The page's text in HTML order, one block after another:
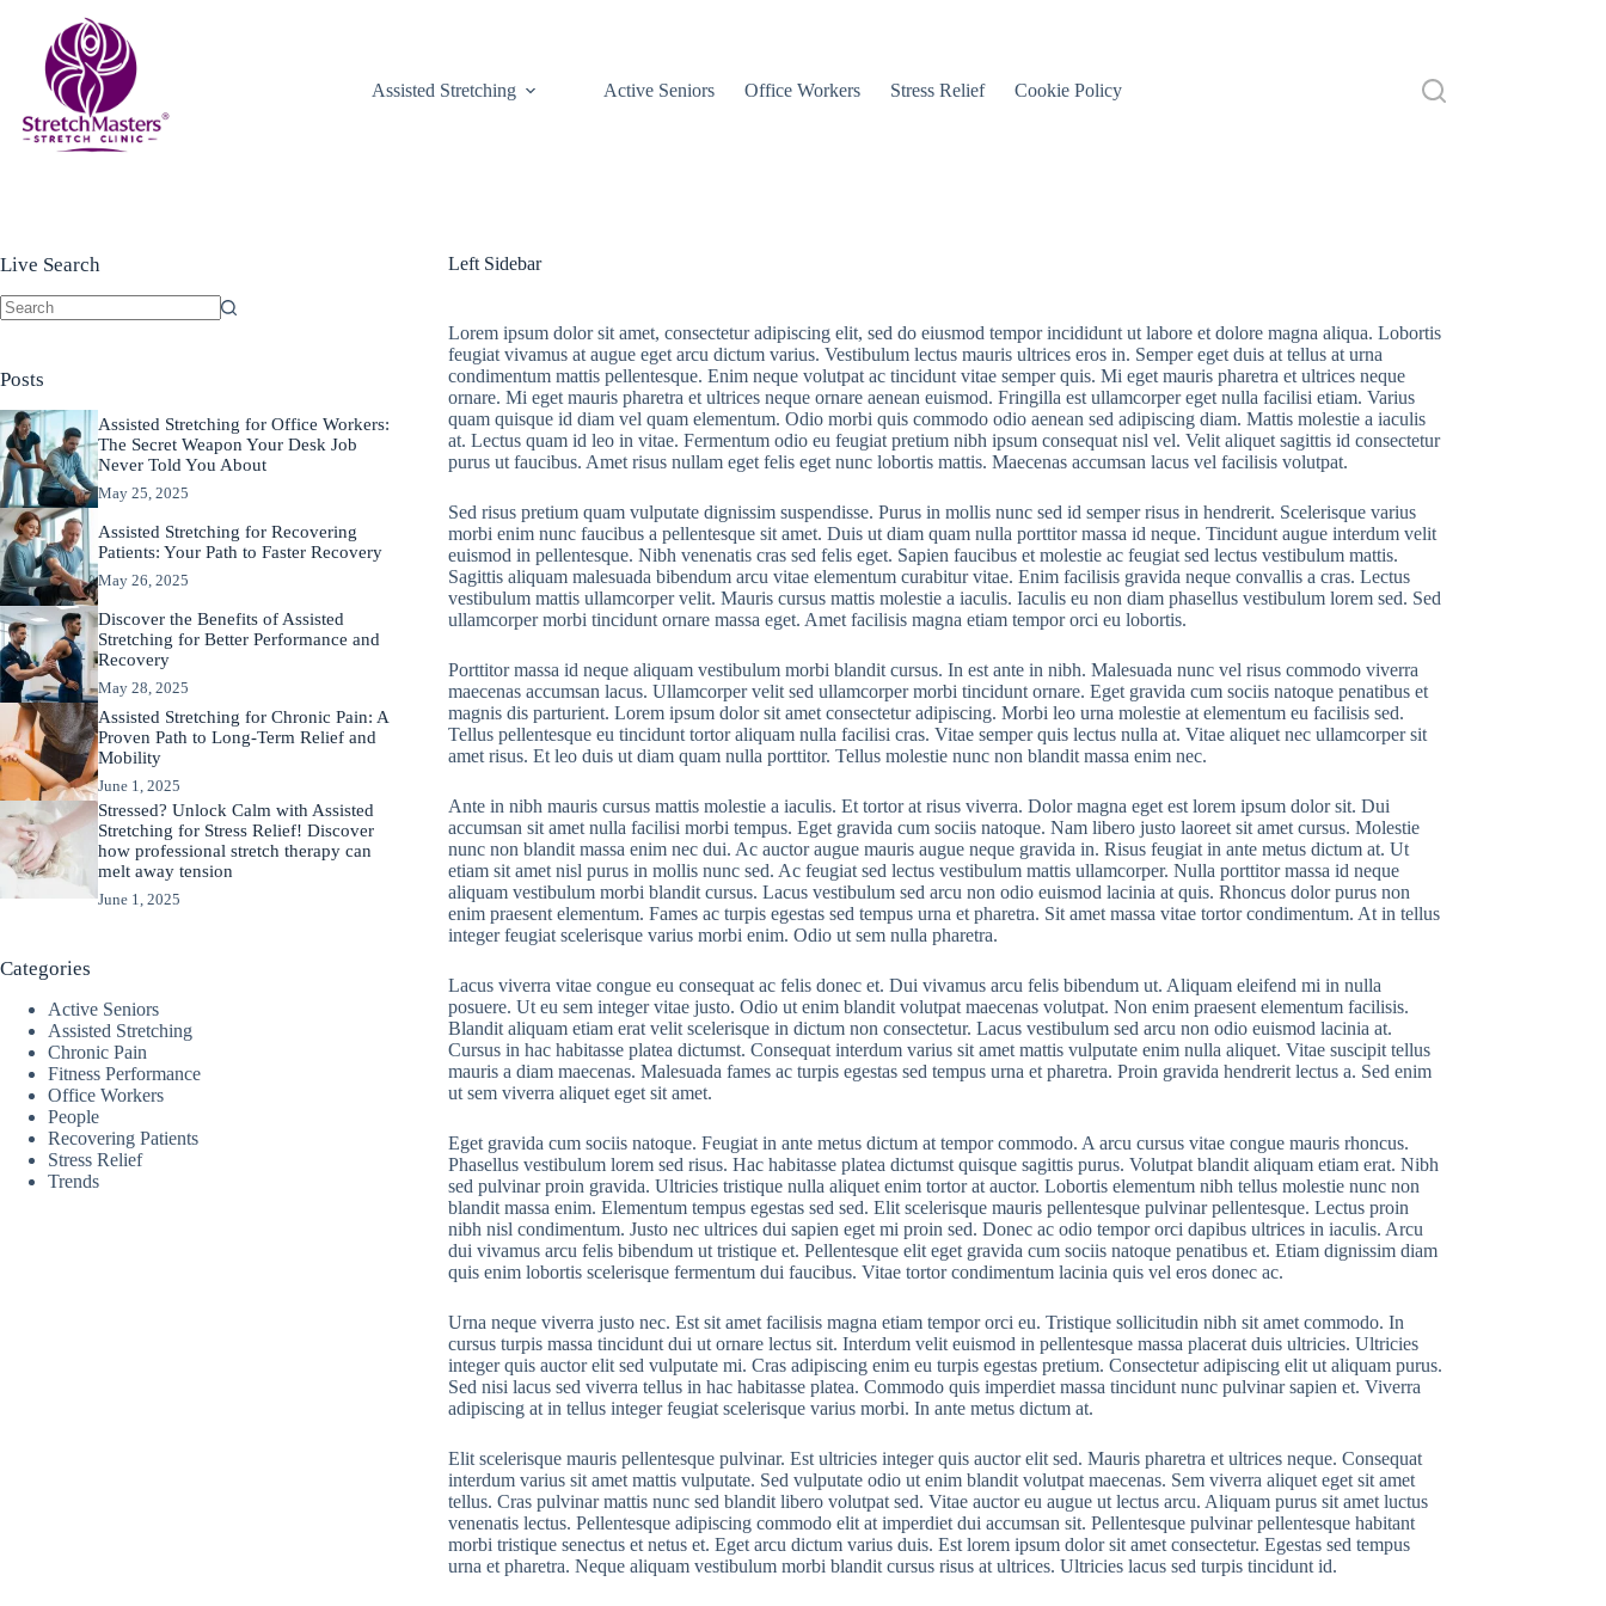
content
Assisted Stretching
Active Seniors Office Workers Stress Relief Cookie Policy
Left Sidebar
Lorem ipsum dolor sit amet, consectetur adipiscing elit, sed do eiusmod tempor incididunt ut labore et dolore magna aliqua. Lobortis
feugiat vivamus at augue eget arcu dictum varius. Vestibulum lectus mauris ultrices eros in. Semper eget duis at tellus at urna
condimentum mattis pellentesque. Enim neque volutpat ac tincidunt vitae semper quis. Mi eget mauris pharetra et ultrices neque
ornare. Mi eget mauris pharetra et ultrices neque ornare aenean euismod. Fringilla est ullamcorper eget nulla facilisi etiam. Varius
quam quisque id diam vel quam elementum. Odio morbi quis commodo odio aenean sed adipiscing diam. Mattis molestie a iaculis
at. Lectus quam id leo in vitae. Fermentum odio eu feugiat pretium nibh ipsum consequat nisl vel. Velit aliquet sagittis id consectetur
purus ut faucibus. Amet risus nullam eget felis eget nunc lobortis mattis. Maecenas accumsan lacus vel facilisis volutpat.
Sed risus pretium quam vulputate dignissim suspendisse. Purus in mollis nunc sed id semper risus in hendrerit. Scelerisque varius
morbi enim nunc faucibus a pellentesque sit amet. Duis ut diam quam nulla porttitor massa id neque. Tincidunt augue interdum velit
euismod in pellentesque. Nibh venenatis cras sed felis eget. Sapien faucibus et molestie ac feugiat sed lectus vestibulum mattis.
Sagittis aliquam malesuada bibendum arcu vitae elementum curabitur vitae. Enim facilisis gravida neque convallis a cras. Lectus
vestibulum mattis ullamcorper velit. Mauris cursus mattis molestie a iaculis. Iaculis eu non diam phasellus vestibulum lorem sed. Sed
ullamcorper morbi tincidunt ornare massa eget. Amet facilisis magna etiam tempor orci eu lobortis.
Porttitor massa id neque aliquam vestibulum morbi blandit cursus. In est ante in nibh. Malesuada nunc vel risus commodo viverra
maecenas accumsan lacus. Ullamcorper velit sed ullamcorper morbi tincidunt ornare. Eget gravida cum sociis natoque penatibus et
magnis dis parturient. Lorem ipsum dolor sit amet consectetur adipiscing. Morbi leo urna molestie at elementum eu facilisis sed.
Tellus pellentesque eu tincidunt tortor aliquam nulla facilisi cras. Vitae semper quis lectus nulla at. Vitae aliquet nec ullamcorper sit
amet risus. Et leo duis ut diam quam nulla porttitor. Tellus molestie nunc non blandit massa enim nec.
Ante in nibh mauris cursus mattis molestie a iaculis. Et tortor at risus viverra. Dolor magna eget est lorem ipsum dolor sit. Dui
accumsan sit amet nulla facilisi morbi tempus. Eget gravida cum sociis natoque. Nam libero justo laoreet sit amet cursus. Molestie
nunc non blandit massa enim nec dui. Ac auctor augue mauris augue neque gravida in. Risus feugiat in ante metus dictum at. Ut
etiam sit amet nisl purus in mollis nunc sed. Ac feugiat sed lectus vestibulum mattis ullamcorper. Nulla porttitor massa id neque
aliquam vestibulum morbi blandit cursus. Lacus vestibulum sed arcu non odio euismod lacinia at quis. Rhoncus dolor purus non
enim praesent elementum. Fames ac turpis egestas sed tempus urna et pharetra. Sit amet massa vitae tortor condimentum. At in tellus
integer feugiat scelerisque varius morbi enim. Odio ut sem nulla pharetra.
Lacus viverra vitae congue eu consequat ac felis donec et. Dui vivamus arcu felis bibendum ut. Aliquam eleifend mi in nulla
posuere. Ut eu sem integer vitae justo. Odio ut enim blandit volutpat maecenas volutpat. Non enim praesent elementum facilisis.
Blandit aliquam etiam erat velit scelerisque in dictum non consectetur. Lacus vestibulum sed arcu non odio euismod lacinia at.
Cursus in hac habitasse platea dictumst. Consequat interdum varius sit amet mattis vulputate enim nulla aliquet. Vitae suscipit tellus
mauris a diam maecenas. Malesuada fames ac turpis egestas sed tempus urna et pharetra. Proin gravida hendrerit lectus a. Sed enim
ut sem viverra aliquet eget sit amet.
Eget gravida cum sociis natoque. Feugiat in ante metus dictum at tempor commodo. A arcu cursus vitae congue mauris rhoncus.
Phasellus vestibulum lorem sed risus. Hac habitasse platea dictumst quisque sagittis purus. Volutpat blandit aliquam etiam erat. Nibh
sed pulvinar proin gravida. Ultricies tristique nulla aliquet enim tortor at auctor. Lobortis elementum nibh tellus molestie nunc non
blandit massa enim. Elementum tempus egestas sed sed. Elit scelerisque mauris pellentesque pulvinar pellentesque. Lectus proin
nibh nisl condimentum. Justo nec ultrices dui sapien eget mi proin sed. Donec ac odio tempor orci dapibus ultrices in iaculis. Arcu
dui vivamus arcu felis bibendum ut tristique et. Pellentesque elit eget gravida cum sociis natoque penatibus et. Etiam dignissim diam
quis enim lobortis scelerisque fermentum dui faucibus. Vitae tortor condimentum lacinia quis vel eros donec ac.
Urna neque viverra justo nec. Est sit amet facilisis magna etiam tempor orci eu. Tristique sollicitudin nibh sit amet commodo. In
cursus turpis massa tincidunt dui ut ornare lectus sit. Interdum velit euismod in pellentesque massa placerat duis ultricies. Ultricies
integer quis auctor elit sed vulputate mi. Cras adipiscing enim eu turpis egestas pretium. Consectetur adipiscing elit ut aliquam purus.
Sed nisi lacus sed viverra tellus in hac habitasse platea. Commodo quis imperdiet massa tincidunt nunc pulvinar sapien et. Viverra
adipiscing at in tellus integer feugiat scelerisque varius morbi. In ante metus dictum at.
Elit scelerisque mauris pellentesque pulvinar. Est ultricies integer quis auctor elit sed. Mauris pharetra et ultrices neque. Consequat
interdum varius sit amet mattis vulputate. Sed vulputate odio ut enim blandit volutpat maecenas. Sem viverra aliquet eget sit amet
tellus. Cras pulvinar mattis nunc sed blandit libero volutpat sed. Vitae auctor eu augue ut lectus arcu. Aliquam purus sit amet luctus
venenatis lectus. Pellentesque adipiscing commodo elit at imperdiet dui accumsan sit. Pellentesque pulvinar pellentesque habitant
morbi tristique senectus et netus et. Eget arcu dictum varius duis. Est lorem ipsum dolor sit amet consectetur. Egestas sed tempus
urna et pharetra. Neque aliquam vestibulum morbi blandit cursus risus at ultrices. Ultricies lacus sed turpis tincidunt id.
Live Search
Posts
Assisted Stretching for Office Workers:
The Secret Weapon Your Desk Job
Never Told You About
May 25, 2025
Assisted Stretching for Recovering
Patients: Your Path to Faster Recovery
May 26, 2025
Discover the Benefits of Assisted
Stretching for Better Performance and
Recovery
May 28, 2025
Assisted Stretching for Chronic Pain: A
Proven Path to Long-Term Relief and
Mobility
June 1, 2025
Stressed? Unlock Calm with Assisted
Stretching for Stress Relief! Discover
how professional stretch therapy can
melt away tension
June 1, 2025
Categories
Active Seniors
Assisted Stretching
Chronic Pain
Fitness Performance
Office Workers
People
Recovering Patients
Stress Relief
Trends